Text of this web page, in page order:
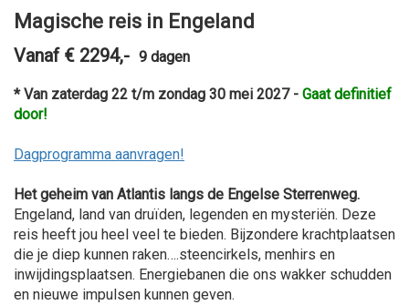
Magische reis in Engeland
Vanaf € 2294,- 9 dagen
* Van zaterdag 22 t/m zondag 30 mei 2027 - Gaat definitief
door!
Dagprogramma aanvragen!
Het geheim van Atlantis langs de Engelse Sterrenweg.
Engeland, land van druïden, legenden en mysteriën. Deze
reis heeft jou heel veel te bieden. Bijzondere krachtplaatsen
die je diep kunnen raken….steencirkels, menhirs en
inwijdingsplaatsen. Energiebanen die ons wakker schudden
en nieuwe impulsen kunnen geven.